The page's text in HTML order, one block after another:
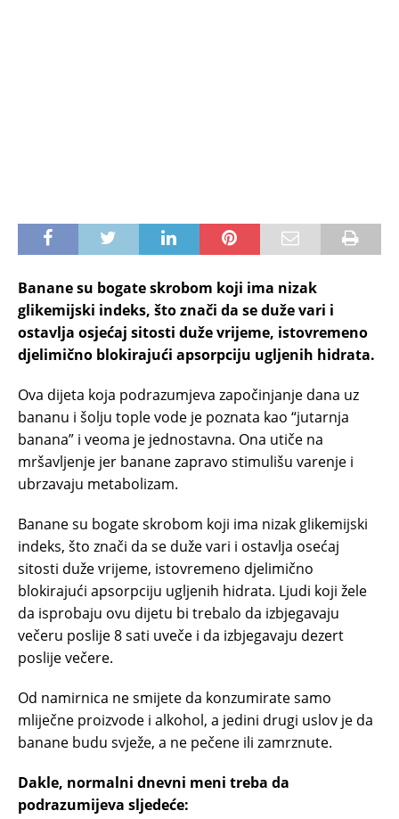
Banane su bogate skrobom koji ima nizak
glikemijski indeks, što znači da se duže vari i
ostavlja osjećaj sitosti duže vrijeme, istovremeno
djelimično blokirajući apsorpciju ugljenih hidrata.
Ova dijeta koja podrazumjeva započinjanje dana uz
bananu i šolju tople vode je poznata kao “jutarnja
banana” i veoma je jednostavna. Ona utiče na
mršavljenje jer banane zapravo stimulišu varenje i
ubrzavaju metabolizam.
Banane su bogate skrobom koji ima nizak glikemijski
indeks, što znači da se duže vari i ostavlja osećaj
sitosti duže vrijeme, istovremeno djelimično
blokirajući apsorpciju ugljenih hidrata. Ljudi koji žele
da isprobaju ovu dijetu bi trebalo da izbjegavaju
večeru poslije 8 sati uveče i da izbjegavaju dezert
poslije večere.
Od namirnica ne smijete da konzumirate samo
mliječne proizvode i alkohol, a jedini drugi uslov je da
banane budu svježe, a ne pečene ili zamrznute.
Dakle, normalni dnevni meni treba da
podrazumijeva sljedeće: